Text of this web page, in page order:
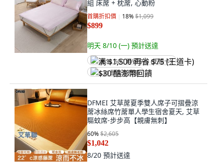
組 床蓆 + 枕蓆, 心動粉
首購折扣價 18%$1,099
$899
明天 8/10 (一) 預計送達
满 $1,500 再省 $75 (王道卡)
$30 酷澎幣回饋
DFMEI 艾草蓆夏季雙人席子可摺疊涼
蓆冰絲席竹蓆單人學生宿舍夏天, 艾草
驅蚊席-步步高【親膚無刺】
60%$2,605
$1,042
8/20 預計送達